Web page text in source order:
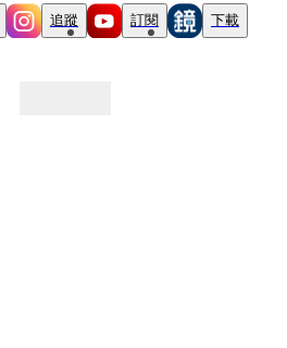
追蹤 訂閱 下載